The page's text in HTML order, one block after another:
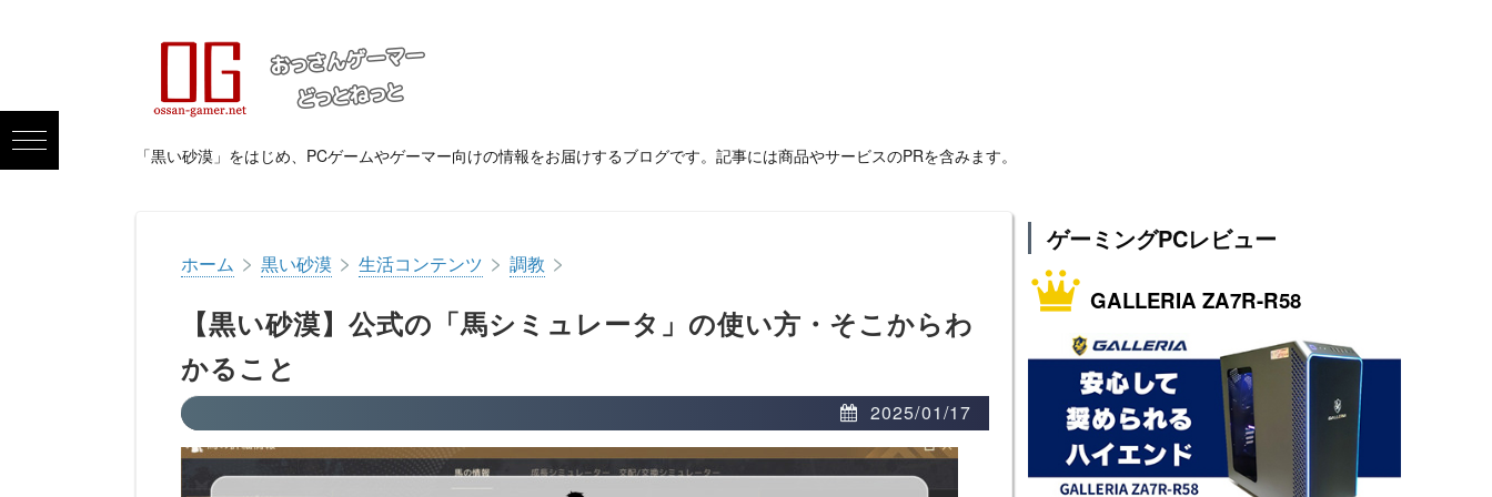
「黒い砂漠」をはじめ、PCゲームやゲーマー向けの情報をお届けするブログです。記事には商品やサービスのPRを含みます。
ホーム > 黒い砂漠 > 生活コンテンツ > 調教 >
【黒い砂漠】公式の「馬シミュレータ」の使い方・そこからわ
かること
2025/01/17
ゲーミングPCレビュー
GALLERIA ZA7R-R58